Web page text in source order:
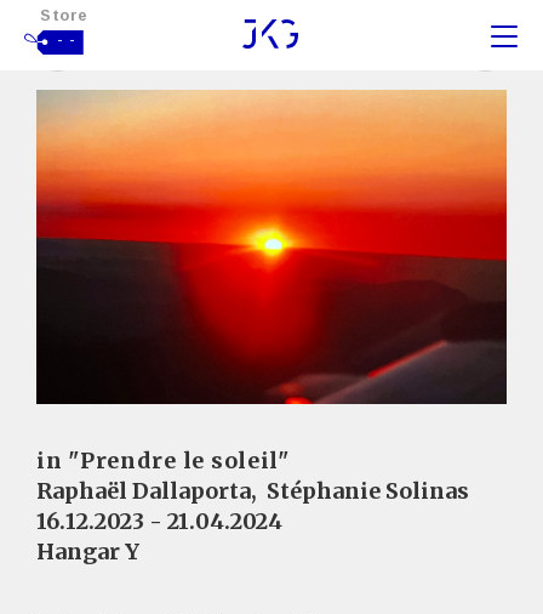
Store
- -
in "Prendre le soleil"
Raphaël Dallaporta, Stéphanie Solinas
16.12.2023 - 21.04.2024
Hangar Y